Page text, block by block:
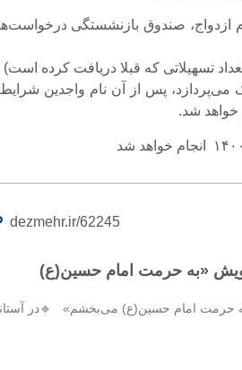
ازدواج، صندوق بازنشستگی درخواست‌ها
تسهیلاتی که قبلا دریافت کرده است)
پس از آن نام واجدین شرایط
شد.
dezmehr.ir/62245
«به حرمت امام حسین(ع)
حرمت امام حسین(ع) می‌بخشم» 🔹در